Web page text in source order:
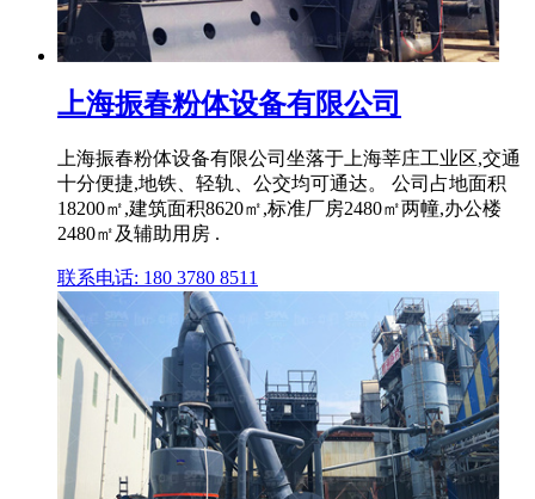
上海振春粉体设备有限公司
上海振春粉体设备有限公司坐落于上海莘庄工业区,交通
十分便捷,地铁、轻轨、公交均可通达。 公司占地面积
18200㎡,建筑面积8620㎡,标准厂房2480㎡两幢,办公楼
2480㎡及辅助用房 .
联系电话: 180 3780 8511